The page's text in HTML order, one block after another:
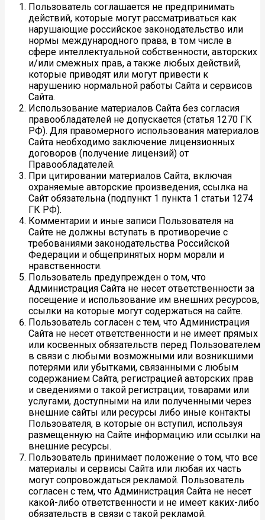
Пользователь соглашается не предпринимать
действий, которые могут рассматриваться как
нарушающие российское законодательство или
нормы международного права, в том числе в
сфере интеллектуальной собственности, авторских
и/или смежных прав, а также любых действий,
которые приводят или могут привести к
нарушению нормальной работы Сайта и сервисов
Сайта.
Использование материалов Сайта без согласия
правообладателей не допускается (статья 1270 ГК
РФ). Для правомерного использования материалов
Сайта необходимо заключение лицензионных
договоров (получение лицензий) от
Правообладателей.
При цитировании материалов Сайта, включая
охраняемые авторские произведения, ссылка на
Сайт обязательна (подпункт 1 пункта 1 статьи 1274
ГК РФ).
Комментарии и иные записи Пользователя на
Сайте не должны вступать в противоречие с
требованиями законодательства Российской
Федерации и общепринятых норм морали и
нравственности.
Пользователь предупрежден о том, что
Администрация Сайта не несет ответственности за
посещение и использование им внешних ресурсов,
ссылки на которые могут содержаться на сайте.
Пользователь согласен с тем, что Администрация
Сайта не несет ответственности и не имеет прямых
или косвенных обязательств перед Пользователем
в связи с любыми возможными или возникшими
потерями или убытками, связанными с любым
содержанием Сайта, регистрацией авторских прав
и сведениями о такой регистрации, товарами или
услугами, доступными на или полученными через
внешние сайты или ресурсы либо иные контакты
Пользователя, в которые он вступил, используя
размещенную на Сайте информацию или ссылки на
внешние ресурсы.
Пользователь принимает положение о том, что все
материалы и сервисы Сайта или любая их часть
могут сопровождаться рекламой. Пользователь
согласен с тем, что Администрация Сайта не несет
какой-либо ответственности и не имеет каких-либо
обязательств в связи с такой рекламой.